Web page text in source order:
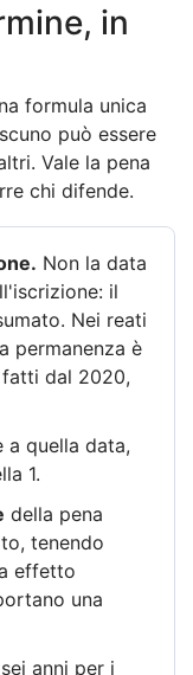
in
formula unica
può essere
Vale la pena
chi difende.
Non la data
il
Nei reati
permanenza è
dal 2020,
a quella data,
1.
della pena
tenendo
effetto
una
anni per i